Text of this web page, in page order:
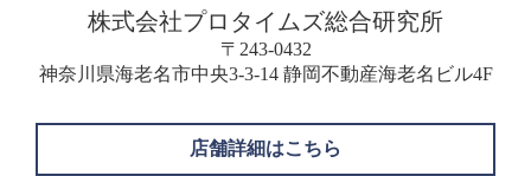
株式会社プロタイムズ総合研究所
〒243-0432
神奈川県海老名市中央3-3-14 静岡不動産海老名ビル4F
店舗詳細はこちら